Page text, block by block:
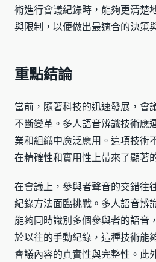
術進行會議紀錄時，能夠更清楚
與限制，以便做出最適合的決策
重點結論
當前，隨著科技的迅速發展，會
不斷變革。多人語音辨識技術應
業和組織中廣泛應用。這項技術
在精確性和實用性上帶來了顯著
在會議上，參與者聲音的交錯往
紀錄方法面臨挑戰。多人語音辨
能夠同時識別多個參與者的語音
於以往的手動紀錄，這種技術能
會議內容的真實性與完整性。此